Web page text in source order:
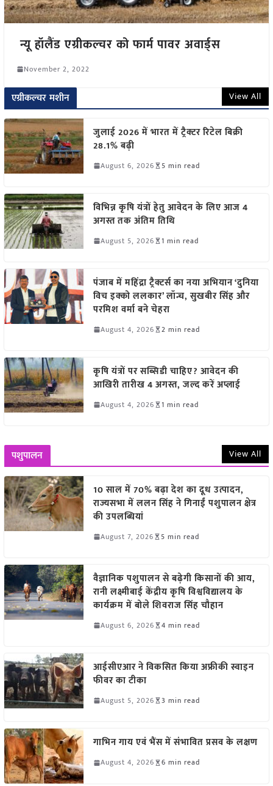
न्यू हॉलैंड एग्रीकल्चर को फार्म पावर अवार्ड्स
November 2, 2022
एग्रीकल्चर मशीन View All
जुलाई 2026 में भारत में ट्रैक्टर रिटेल बिक्री
28.1% बढ़ी
August 6, 2026 5 min read
विभिन्न कृषि यंत्रों हेतु आवेदन के लिए आज 4
अगस्त तक अंतिम तिथि
August 5, 2026 1 min read
पंजाब में महिंद्रा ट्रैक्टर्स का नया अभियान ‘दुनिया
विच इक्को ललकार’ लॉन्च, सुखबीर सिंह और
परमिश वर्मा बने चेहरा
August 4, 2026 2 min read
कृषि यंत्रों पर सब्सिडी चाहिए? आवेदन की
आखिरी तारीख 4 अगस्त, जल्द करें अप्लाई
August 4, 2026 1 min read
पशुपालन View All
10 साल में 70% बढ़ा देश का दूध उत्पादन,
राज्यसभा में ललन सिंह ने गिनाईं पशुपालन क्षेत्र
की उपलब्धियां
August 7, 2026 5 min read
वैज्ञानिक पशुपालन से बढ़ेगी किसानों की आय,
रानी लक्ष्मीबाई केंद्रीय कृषि विश्वविद्यालय के
कार्यक्रम में बोले शिवराज सिंह चौहान
August 6, 2026 4 min read
आईसीएआर ने विकसित किया अफ्रीकी स्वाइन
फीवर का टीका
August 5, 2026 3 min read
गाभिन गाय एवं भैंस में संभावित प्रसव के लक्षण
August 4, 2026 6 min read